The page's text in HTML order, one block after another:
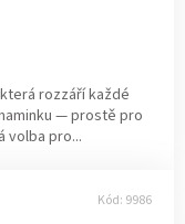
rozzáří každé
— prostě pro
volba pro...
Kód: 9986